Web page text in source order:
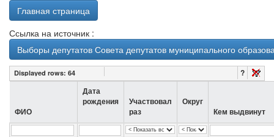
Главная страница
Ссылка на источник :
Выборы депутатов Совета депутатов муниципального
Displayed rows: 64 ?
ФИО
Дата
рождения
Участвовал
раз
Округ
Кем выдвинут